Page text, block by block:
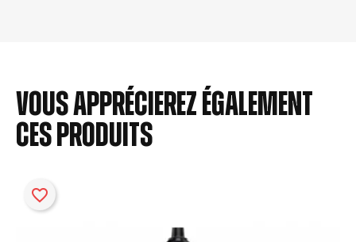
Vous apprécierez également
ces produits
favorite_border